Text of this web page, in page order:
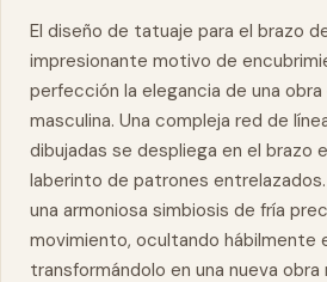
El diseño de tatuaje para el brazo
impresionante motivo de
perfección la elegancia de una obra
masculina. Una compleja red de
dibujadas se despliega en el brazo
laberinto de patrones
una armoniosa simbiosis de fría
movimiento, ocultando
transformándolo en una nueva obra